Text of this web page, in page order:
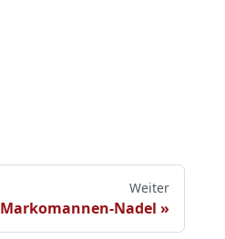
Weiter
Markomannen-Nadel